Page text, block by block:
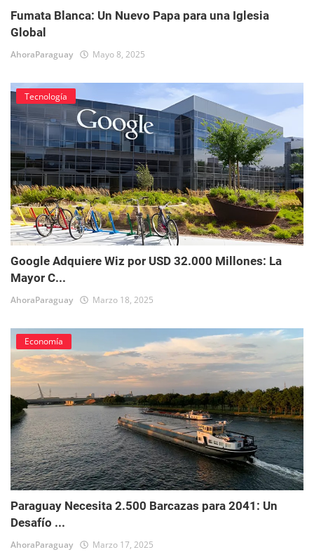
Fumata Blanca: Un Nuevo Papa para una Iglesia
Global
AhoraParaguay Mayo 8, 2025
Tecnología
Google Adquiere Wiz por USD 32.000 Millones: La
Mayor C...
AhoraParaguay Marzo 18, 2025
Economía
Paraguay Necesita 2.500 Barcazas para 2041: Un
Desafío ...
AhoraParaguay Marzo 17, 2025